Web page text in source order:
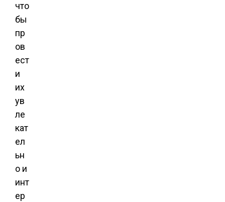
что
бы
пр
ов
ест
и
их
ув
ле
кат
ел
ьн
о и
инт
ер